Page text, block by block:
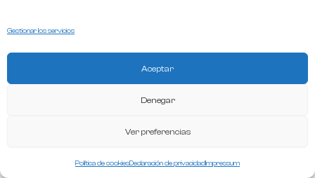
Gestionar los servicios
Aceptar
Denegar
Ver preferencias
Política de cookiesDeclaración de privacidadImpressum
+34 649 386 386